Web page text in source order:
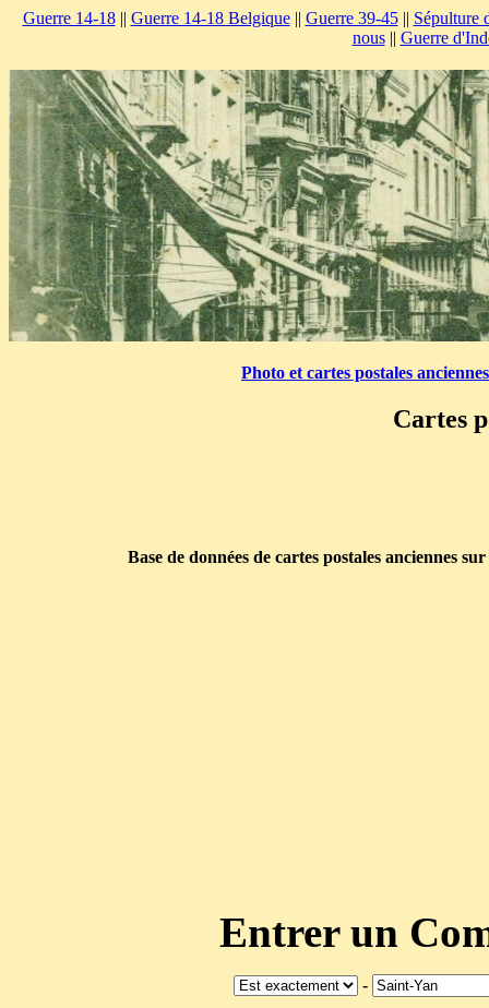
Guerre 14-18|| Guerre 14-18 Belgique|| Guerre 39-45|| Sépulture
nous|| Guerre
Photo et cartes postales
Cartes
Base de données de cartes postales anciennes
Entrer un
-